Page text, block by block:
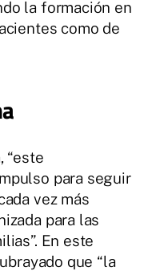
la formación en
como de
“este
para seguir
vez más
para las
En este
que “la